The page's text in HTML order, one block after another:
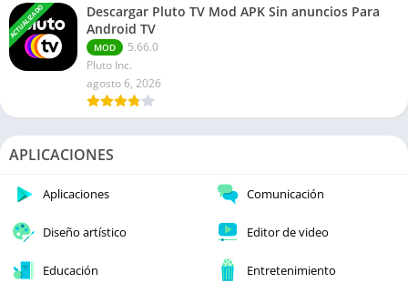
ACTUALIZADO
Descargar Pluto TV Mod APK Sin anuncios Para
Android TV
MOD
5.66.0
Pluto Inc.
agosto 6, 2026
APLICACIONES
Aplicaciones Comunicación
Diseño artístico Editor de video
Educación Entretenimiento